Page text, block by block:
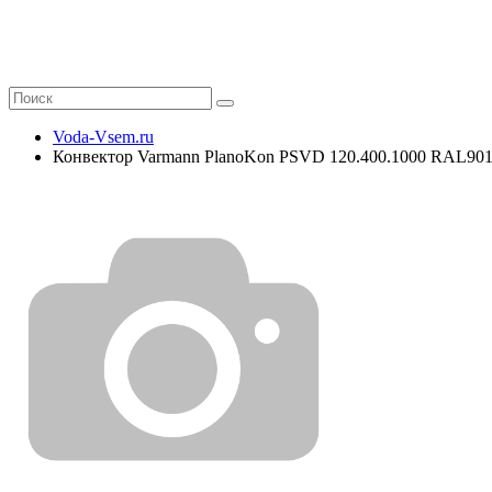
Voda-Vsem.ru
Конвектор Varmann PlanoKon PSVD 120.400.1000